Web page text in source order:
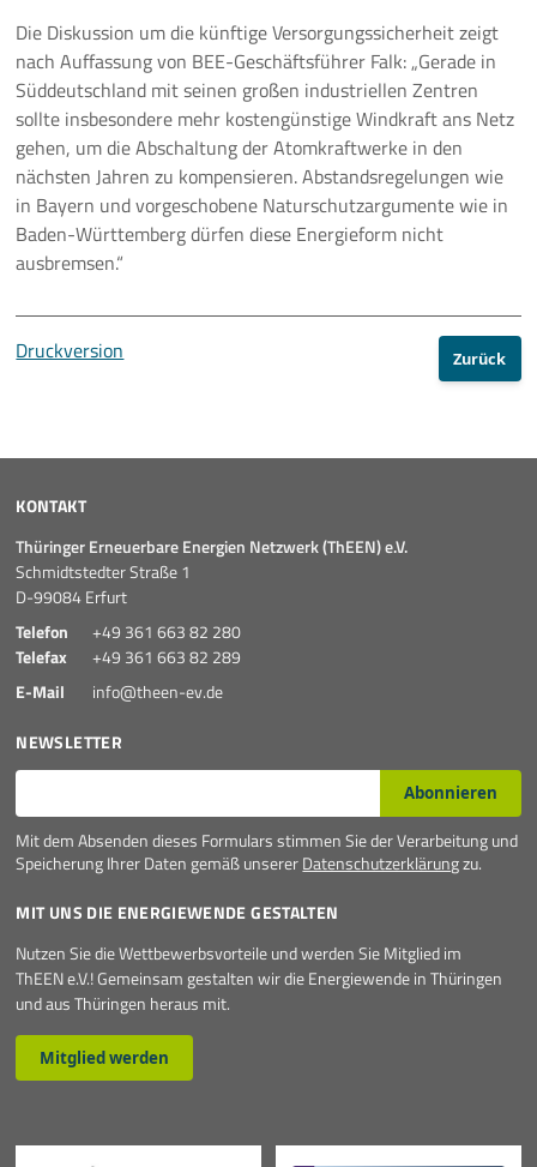
Die Diskussion um die künftige Versorgungssicherheit zeigt
nach Auffassung von BEE-Geschäftsführer Falk: „Gerade in
Süddeutschland mit seinen großen industriellen Zentren
sollte insbesondere mehr kostengünstige Windkraft ans Netz
gehen, um die Abschaltung der Atomkraftwerke in den
nächsten Jahren zu kompensieren. Abstandsregelungen wie
in Bayern und vorgeschobene Naturschutzargumente wie in
Baden-Württemberg dürfen diese Energieform nicht
ausbremsen.“
Druckversion Zurück
KONTAKT
Thüringer Erneuerbare Energien Netzwerk (ThEEN) e.V.
Schmidtstedter Straße 1
D-99084 Erfurt
Telefon
+49 361 663 82 280
Telefax
+49 361 663 82 289
E-Mail
info@theen-ev.de
NEWSLETTER
E-Mail* Abonnieren
Mit dem Absenden dieses Formulars stimmen Sie der Verarbeitung und
Speicherung Ihrer Daten gemäß unsererDatenschutzerklärungzu.
MIT UNS DIE ENERGIEWENDE GESTALTEN
Nutzen Sie die Wettbewerbsvorteile und werden Sie Mitglied im
ThEEN e.V.! Gemeinsam gestalten wir die Energiewende in Thüringen
und aus Thüringen heraus mit.
Mitglied werden